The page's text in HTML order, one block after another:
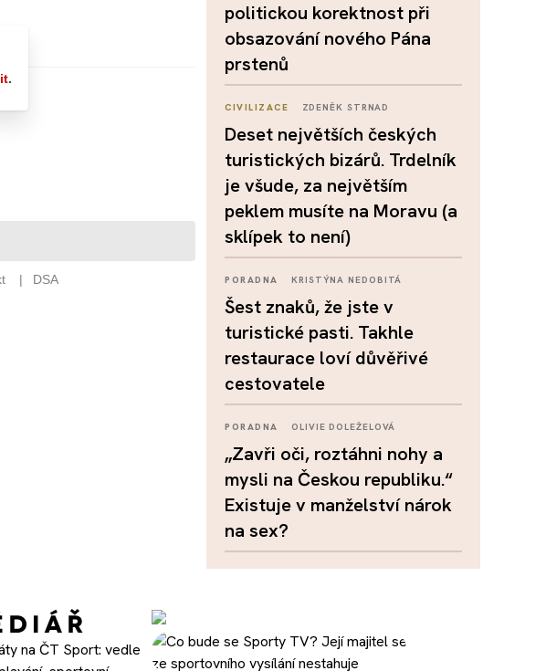
politickou korektnost při
obsazování nového Pána
prstenů
CIVILIZACE ZDENĚK STRNAD
Deset největších českých
turistických bizárů. Trdelník
je všude, za největším
peklem musíte na Moravu (a
sklípek to není)
PORADNA KRISTÝNA NEDOBITÁ
Šest znaků, že jste v
turistické pasti. Takhle
restaurace loví důvěřivé
cestovatele
PORADNA OLIVIE DOLEŽELOVÁ
„Zavři oči, roztáhni nohy a
mysli na Českou republiku.“
Existuje v manželství nárok
na sex?